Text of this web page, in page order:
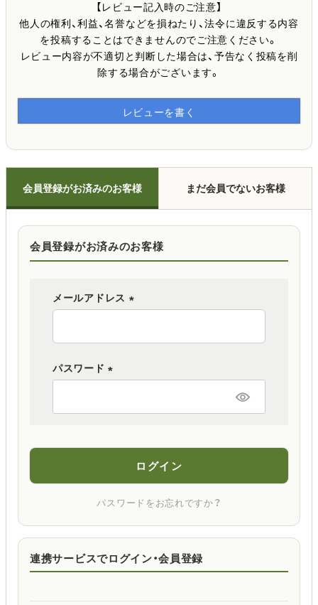
【レビュー記入時のご注意】
他人の権利、利益、名誉などを損ねたり、法令に違反する内容
を投稿することはできませんのでご注意ください。
レビュー内容が不適切と判断した場合は、予告なく投稿を削
除する場合がございます。
レビューを書く
会員登録がお済みのお客様 まだ会員でないお客様
会員登録がお済みのお客様
メールアドレス
パスワード
ログイン
パスワードをお忘れですか？
連携サービスでログイン・会員登録